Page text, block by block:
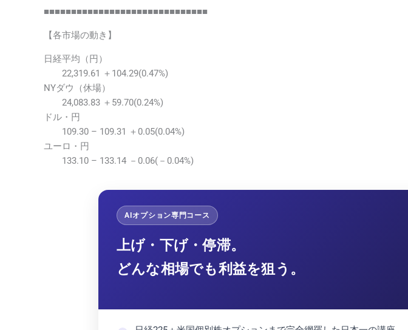
■■■■■■■■■■■■■■■■■■■■■■■■■■■■■■
【各市場の動き】
日経平均（円）
22,319.61 ＋104.29(0.47%)
NYダウ（休場）
24,083.83 ＋59.70(0.24%)
ドル・円
109.30 – 109.31 ＋0.05(0.04%)
ユーロ・円
133.10 – 133.14 －0.06(－0.04%)
AIオプション専門コース
上げ・下げ・停滞。
どんな相場でも利益を狙う。